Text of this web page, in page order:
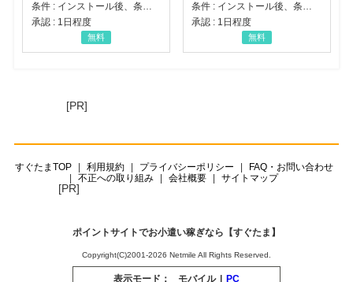
承認 : 1日程度
無料
承認 : 1日程度
無料
[PR]
すぐたまTOP 利用規約 プライバシーポリシー
FAQ・お問い合わせ
不正への取り組み
会社概要 サイトマップ
[PR]
ポイントサイトでお小遣い稼ぎなら【すぐたま】
Copyright(C)2001-2026 Netmile All Rights Reserved.
表示モード： モバイル | PC